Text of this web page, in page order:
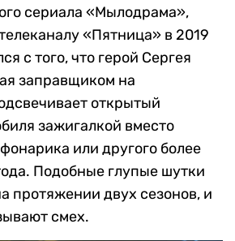
сериала «Мылодрама»,
«Пятница» в 2019
с того, что герой Сергея
заправщиком на
открытый
зажигалкой вместо
или другого более
Подобные глупые шутки
протяжении двух сезонов, и
смех.